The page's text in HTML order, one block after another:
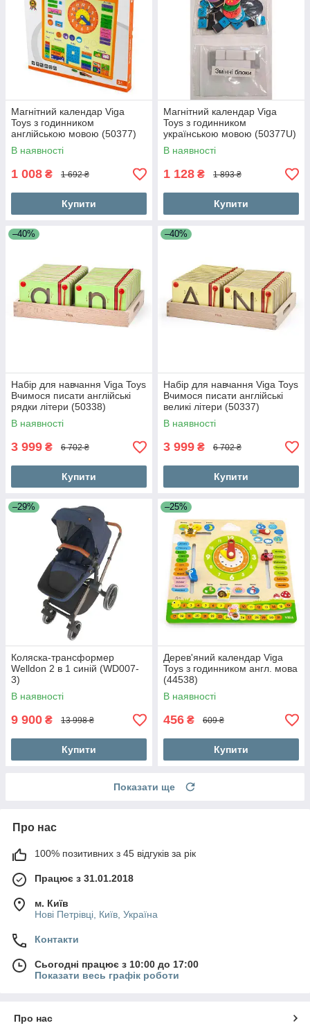
Магнітний календар Viga
Toys з годинником
англійською мовою (50377)
В наявності
1 008 ₴ 1 692 ₴
Купити
Магнітний календар Viga
Toys з годинником
українською мовою (50377U)
В наявності
1 128 ₴ 1 893 ₴
Купити
–40%
Набір для навчання Viga Toys
Вчимося писати англійські
рядки літери (50338)
В наявності
3 999 ₴ 6 702 ₴
Купити
–40%
Набір для навчання Viga Toys
Вчимося писати англійські
великі літери (50337)
В наявності
3 999 ₴ 6 702 ₴
Купити
–29%
Коляска-трансформер
Welldon 2 в 1 синій (WD007-
3)
В наявності
9 900 ₴ 13 998 ₴
Купити
–25%
Дерев'яний календар Viga
Toys з годинником англ. мова
(44538)
В наявності
456 ₴ 609 ₴
Купити
Показати ще
Про нас
100% позитивних з 45 відгуків за рік
Працює з 31.01.2018
м. Київ
Нові Петрівці, Київ, Україна
Контакти
Сьогодні працює з 10:00 до 17:00
Показати весь графік роботи
Про нас